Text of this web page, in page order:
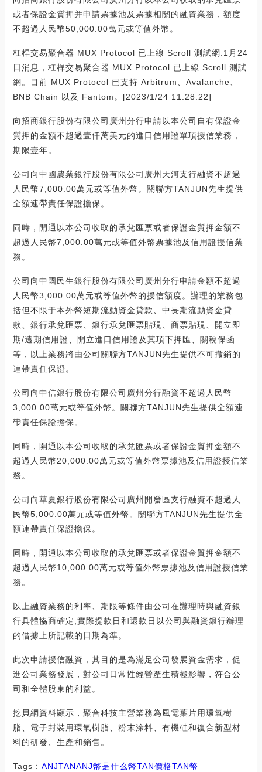
或者保證金質押并申請票據池及票據相關的融資業務，額度
不超過人民幣50,000.00萬元或等值外幣。
杠桿交易聚合器 MUX Protocol 已上線 Scroll 測試網:1月24
日消息，杠桿交易聚合器 MUX Protocol 已上線 Scroll 測試
網。目前 MUX Protocol 已支持 Arbitrum、Avalanche、
BNB Chain 以及 Fantom。[2023/1/24 11:28:22]
向招商銀行股份有限公司廣州分行申請以本公司自有保證金
質押的金額不超過壹仟萬美元的進口信用證單項授信業務，
期限壹年。
公司向中國農業銀行股份有限公司廣州天河支行融資不超過
人民幣7,000.00萬元或等值外幣。關聯方TANJUN先生提供
全額連帶責任保證擔保。
同時，開通以本公司收取的承兌匯票或者保證金質押金額不
超過人民幣7,000.00萬元或等值外幣票據池及信用證授信業
務。
公司向中國民生銀行股份有限公司廣州分行申請金額不超過
人民幣3,000.00萬元或等值外幣的授信額度。辦理的業務包
括但不限于本外幣短期流動資金貸款、中長期流動資金貸
款、銀行承兌匯票、銀行承兌匯票貼現、商票貼現、開立即
期/遠期信用證、開立進口信用證及其項下押匯、關稅保函
等，以上業務將由公司關聯方TANJUN先生提供不可撤銷的
連帶責任保證。
公司向中信銀行股份有限公司廣州分行融資不超過人民幣
3,000.00萬元或等值外幣。關聯方TANJUN先生提供全額連
帶責任保證擔保。
同時，開通以本公司收取的承兌匯票或者保證金質押金額不
超過人民幣20,000.00萬元或等值外幣票據池及信用證授信業
務。
公司向華夏銀行股份有限公司廣州開發區支行融資不超過人
民幣5,000.00萬元或等值外幣。關聯方TANJUN先生提供全
額連帶責任保證擔保。
同時，開通以本公司收取的承兌匯票或者保證金質押金額不
超過人民幣10,000.00萬元或等值外幣票據池及信用證授信業
務。
以上融資業務的利率、期限等條件由公司在辦理時與融資銀
行具體協商確定;實際提款日和還款日以公司與融資銀行辦理
的借據上所記載的日期為準。
此次申請授信融資，其目的是為滿足公司發展資金需求，促
進公司業務發展，對公司日常性經營產生積極影響，符合公
司和全體股東的利益。
挖貝網資料顯示，聚合科技主營業務為風電葉片用環氧樹
脂、電子封裝用環氧樹脂、粉末涂料、有機硅和復合新型材
料的研發、生產和銷售。
Tags： ANJTANANJ幣是什么幣TAN價格TAN幣